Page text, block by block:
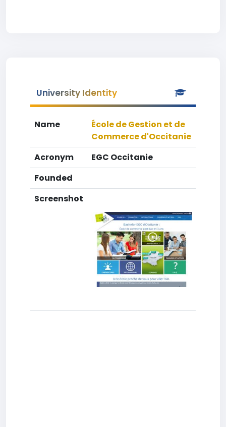
University Identity
Name
École de Gestion et de
Commerce d'Occitanie
Acronym
EGC Occitanie
Founded
Screenshot